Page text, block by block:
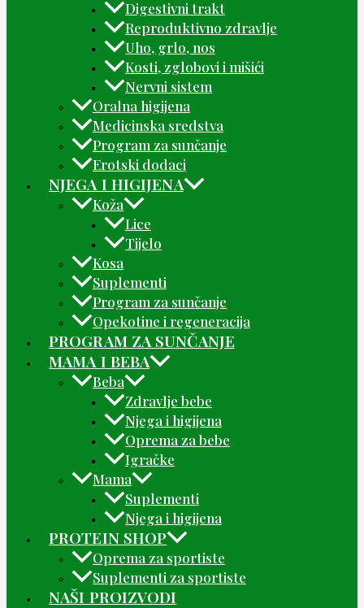
Digestivni trakt
Reproduktivno zdravlje
Uho, grlo, nos
Kosti, zglobovi i mišići
Nervni sistem
Oralna higijena
Medicinska sredstva
Program za sunčanje
Erotski dodaci
NJEGA I HIGIJENA
Koža
Lice
Tijelo
Kosa
Suplementi
Program za sunčanje
Opekotine i regeneracija
PROGRAM ZA SUNČANJE
MAMA I BEBA
Beba
Zdravlje bebe
Njega i higijena
Oprema za bebe
Igračke
Mama
Suplementi
Njega i higijena
PROTEIN SHOP
Oprema za sportiste
Suplementi za sportiste
NAŠI PROIZVODI